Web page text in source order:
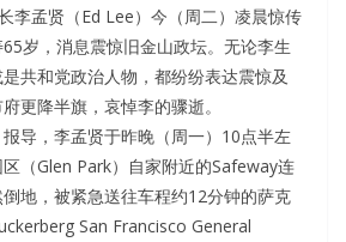
李孟贤（Ed Lee）今（周二）凌晨惊传
岁，消息震惊旧金山政坛。无论李生
共和党政治人物，都纷纷表达震惊及
更降半旗，哀悼李的骤逝。
导，李孟贤于昨晚（周一）10点半左
（Glen Park）自家附近的Safeway连
地，被紧急送往车程约12分钟的萨克
San Francisco General